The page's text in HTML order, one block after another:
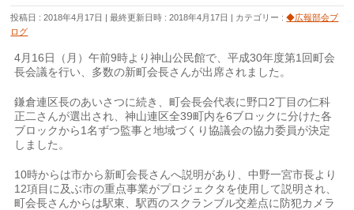
投稿日 : 2018年4月17日 最終更新日時 : 2018年4月17日 カテゴリー :◆広報部会ブ
ログ
4月16日（月）午前9時より神山公民館で、平成30年度第1回町会
長会議を行い、多数の新町会長さんが出席されました。
鎌倉連区長のあいさつに続き、町会長会代表に野口2丁目の仁科
正二さんが選出され、神山連区全39町内を6ブロックに分けた各
ブロックから1名ずつ監事と地域づくり協議会の協力委員が決定
しました。
10時からは市から新町会長さんへ説明があり、中野一宮市長より
12項目に及ぶ市の重点事業がプロジェクタを使用して説明され、
町会長さんからは駅東、駅西のスクランブル交差点に防犯カメラ